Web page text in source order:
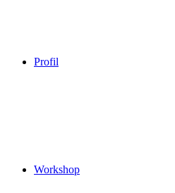
Profil
Workshop